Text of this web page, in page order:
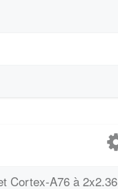
Cortex-A76 à 2x2.36